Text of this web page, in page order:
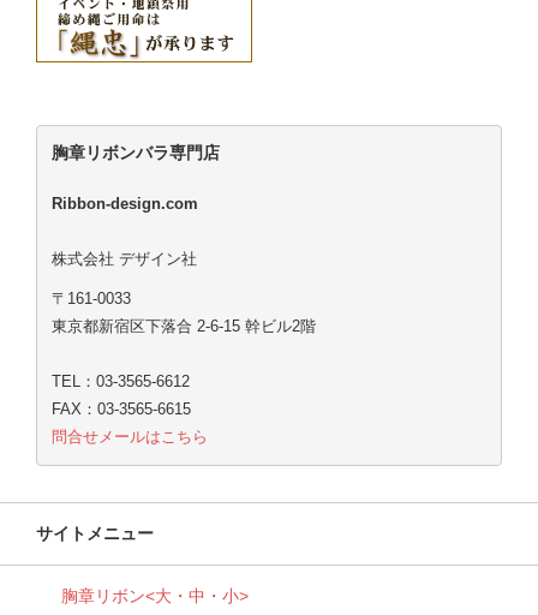
胸章リボンバラ専門店
Ribbon-design.com
株式会社 デザイン社
〒161-0033
東京都新宿区下落合 2-6-15 幹ビル2階
TEL：03-3565-6612
FAX：03-3565-6615
問合せメールはこちら
サイトメニュー
胸章リボン<大・中・小>